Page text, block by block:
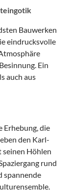
Bauwerken
eindrucksvolle
Ein
auch aus
Erhebung, die
den Karl-
Höhlen
rund
spannende